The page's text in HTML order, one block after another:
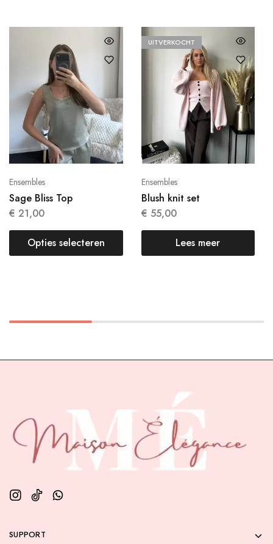
Ensembles
Sage Bliss Top
€ 21,00
Opties selecteren
UITVERKOCHT
Ensembles
Blush knit set
€ 55,00
Lees meer
SUPPORT